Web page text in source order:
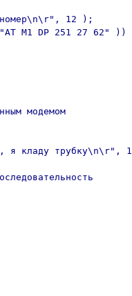
12 );
M1 DP 251 27 62" ))
модемом
я кладу трубку\n\r",